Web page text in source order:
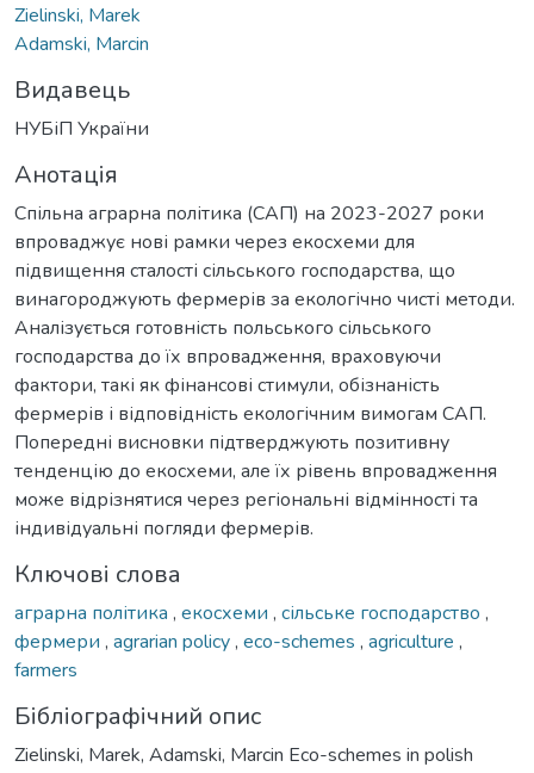
Zielinski, Marek
Adamski, Marcin
Видавець
НУБіП України
Анотація
Спільна аграрна політика (САП) на 2023-2027 роки
впроваджує нові рамки через екосхеми для
підвищення сталості сільського господарства, що
винагороджують фермерів за екологічно чисті методи.
Аналізується готовність польського сільського
господарства до їх впровадження, враховуючи
фактори, такі як фінансові стимули, обізнаність
фермерів і відповідність екологічним вимогам САП.
Попередні висновки підтверджують позитивну
тенденцію до екосхеми, але їх рівень впровадження
може відрізнятися через регіональні відмінності та
індивідуальні погляди фермерів.
Ключові слова
аграрна політика , екосхеми , сільське господарство ,
фермери , agrarian policy, eco-schemes , agriculture ,
farmers
Бібліографічний опис
Zielinski, Marek, Adamski, Marcin Eco-schemes in polish